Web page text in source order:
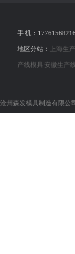
手 机：
地区分站： 上海生
产线模具 安徽生产
沧州森发模具制造有限公